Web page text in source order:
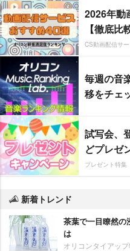
2026年動
【徹底比
CS動画配信サ
毎週の音
移をチェ
試写会、
どプレゼ
プレゼント特集
新着トレンド
茶葉で一目瞭然の
は
オリコンタイアッ